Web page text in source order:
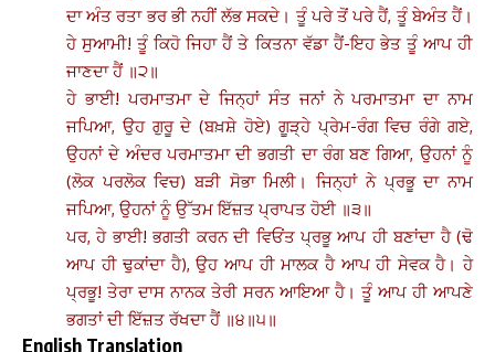
ਦਾ ਅੰਤ ਰਤਾ ਭਰ ਭੀ ਨਹੀਂ ਲੱਭ ਸਕਦੇ। ਤੂੰ ਪਰੇ ਤੋਂ ਪਰੇ ਹੈਂ, ਤੂੰ ਬੇਅੰਤ ਹੈਂ।
ਹੇ ਸੁਆਮੀ! ਤੂੰ ਕਿਹੋ ਜਿਹਾ ਹੈਂ ਤੇ ਕਿਤਨਾ ਵੱਡਾ ਹੈਂ-ਇਹ ਭੇਤ ਤੂੰ ਆਪ ਹੀ
ਜਾਣਦਾ ਹੈਂ ॥੨॥
ਹੇ ਭਾਈ! ਪਰਮਾਤਮਾ ਦੇ ਜਿਨ੍ਹਾਂ ਸੰਤ ਜਨਾਂ ਨੇ ਪਰਮਾਤਮਾ ਦਾ ਨਾਮ
ਜਪਿਆ, ਉਹ ਗੁਰੂ ਦੇ (ਬਖ਼ਸ਼ੇ ਹੋਏ) ਗੂੜ੍ਹੇ ਪ੍ਰੇਮ-ਰੰਗ ਵਿਚ ਰੰਗੇ ਗਏ,
ਉਹਨਾਂ ਦੇ ਅੰਦਰ ਪਰਮਾਤਮਾ ਦੀ ਭਗਤੀ ਦਾ ਰੰਗ ਬਣ ਗਿਆ, ਉਹਨਾਂ ਨੂੰ
(ਲੋਕ ਪਰਲੋਕ ਵਿਚ) ਬੜੀ ਸੋਭਾ ਮਿਲੀ। ਜਿਨ੍ਹਾਂ ਨੇ ਪ੍ਰਭੂ ਦਾ ਨਾਮ
ਜਪਿਆ, ਉਹਨਾਂ ਨੂੰ ਉੱਤਮ ਇੱਜ਼ਤ ਪ੍ਰਾਪਤ ਹੋਈ ॥੩॥
ਪਰ, ਹੇ ਭਾਈ! ਭਗਤੀ ਕਰਨ ਦੀ ਵਿਓਂਤ ਪ੍ਰਭੂ ਆਪ ਹੀ ਬਣਾਂਦਾ ਹੈ (ਢੋ
ਆਪ ਹੀ ਢੁਕਾਂਦਾ ਹੈ), ਉਹ ਆਪ ਹੀ ਮਾਲਕ ਹੈ ਆਪ ਹੀ ਸੇਵਕ ਹੈ। ਹੇ
ਪ੍ਰਭੂ! ਤੇਰਾ ਦਾਸ ਨਾਨਕ ਤੇਰੀ ਸਰਨ ਆਇਆ ਹੈ। ਤੂੰ ਆਪ ਹੀ ਆਪਣੇ
ਭਗਤਾਂ ਦੀ ਇੱਜ਼ਤ ਰੱਖਦਾ ਹੈਂ ॥੪॥੫॥
English Translation